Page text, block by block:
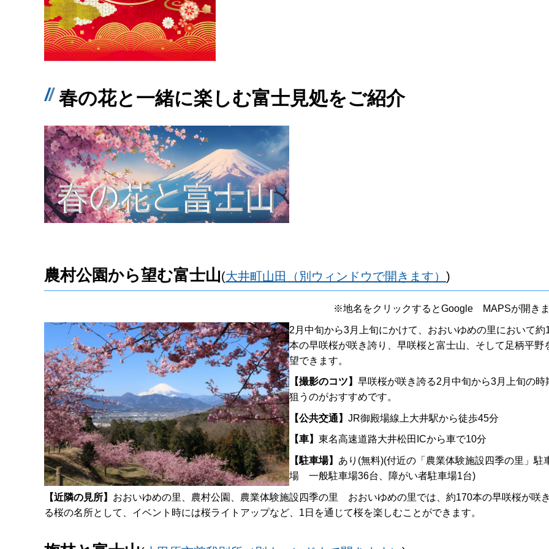
春の花と一緒に楽しむ富士見処をご紹介
農村公園から望む富士山(大井町山田（別ウィンドウで開きます） )
※地名をクリックするとGoogle MAPSが開きま
2月中旬から3月上旬にかけて、おおいゆめの里において約
本の早咲桜が咲き誇り、早咲桜と富士山、そして足柄平野
望できます。
【撮影のコツ】 早咲桜が咲き誇る2月中旬から3月上旬の時
狙うのがおすすめです。
【公共交通】 JR御殿場線上大井駅から徒歩45分
【車】 東名高速道路大井松田ICから車で10分
【駐車場】 あり(無料)(付近の「農業体験施設四季の里」駐
場 一般駐車場36台、障がい者駐車場1台)
【近隣の見所】 おおいゆめの里、農村公園、農業体験施設四季の里 おおいゆめの里では、約170本の早咲桜が咲
る桜の名所として、イベント時には桜ライトアップなど、1日を通じて桜を楽しむことができます。